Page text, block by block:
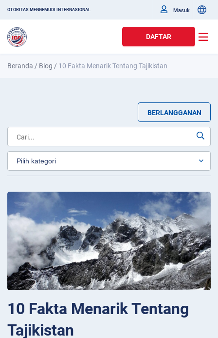
OTORITAS MENGEMUDI INTERNASIONAL Masuk
DAFTAR
Beranda / Blog / 10 Fakta Menarik Tentang Tajikistan
BERLANGGANAN
10 Fakta Menarik Tentang
Tajikistan